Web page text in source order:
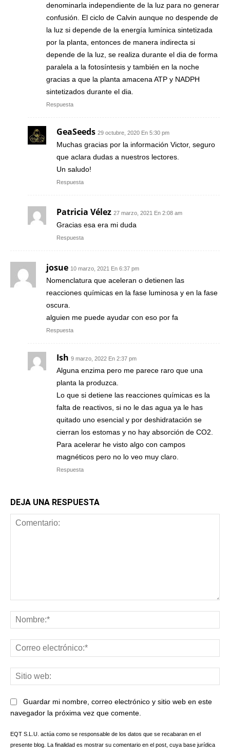
denominarla independiente de la luz para no generar
confusión. El ciclo de Calvin aunque no despende de
la luz si depende de la energía lumínica sintetizada
por la planta, entonces de manera indirecta si
depende de la luz, se realiza durante el dia de forma
paralela a la fotosíntesis y también en la noche
gracias a que la planta amacena ATP y NADPH
sintetizados durante el dia.
Respuesta
GeaSeeds 29 octubre, 2020 En 5:30 pm
Muchas gracias por la información Victor, seguro
que aclara dudas a nuestros lectores.
Un saludo!
Respuesta
Patricia Vélez 27 marzo, 2021 En 2:08 am
Gracias esa era mi duda
Respuesta
josue 10 marzo, 2021 En 6:37 pm
Nomenclatura que aceleran o detienen las
reacciones químicas en la fase luminosa y en la fase
oscura.
alguien me puede ayudar con eso por fa
Respuesta
Ish 9 marzo, 2022 En 2:37 pm
Alguna enzima pero me parece raro que una
planta la produzca.
Lo que si detiene las reacciones químicas es la
falta de reactivos, si no le das agua ya le has
quitado uno esencial y por deshidratación se
cierran los estomas y no hay absorción de CO2.
Para acelerar he visto algo con campos
magnéticos pero no lo veo muy claro.
Respuesta
DEJA UNA RESPUESTA
Guardar mi nombre, correo electrónico y sitio web en este
navegador la próxima vez que comente.
EQT S.L.U. actúa como se responsable de los datos que se recabaran en el
presente blog. La finalidad es mostrar su comentario en el post, cuya base jurídica